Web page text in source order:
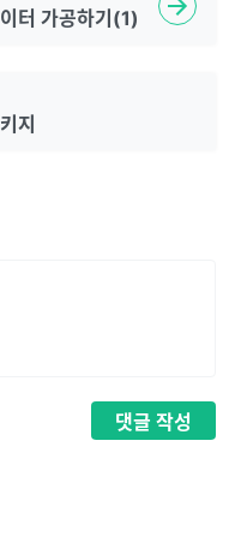
지
터 가공하기(1)
댓글 작성